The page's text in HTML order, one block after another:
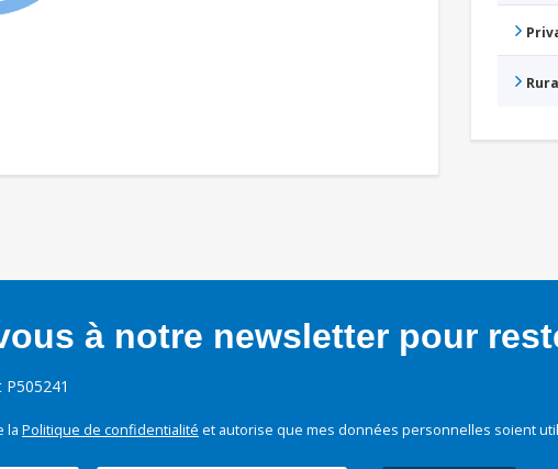
à notre newsletter pour
la Politique de confidentialité et autorise que mes données personnelles soient